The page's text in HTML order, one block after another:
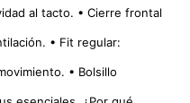
al tacto. • Cierre frontal
• Fit regular:
• Bolsillo